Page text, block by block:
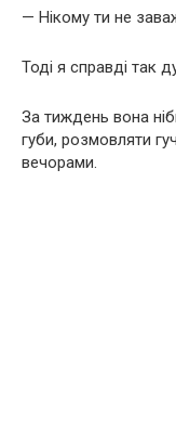
— Нікому ти не
Тоді я справді так
За тиждень вона
губи, розмовляти
вечорами.